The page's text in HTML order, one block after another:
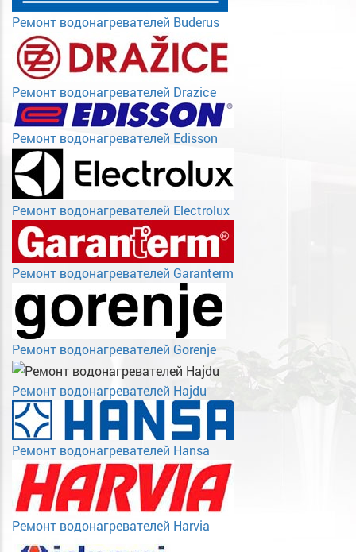
Ремонт водонагревателей Buderus
Ремонт водонагревателей Drazice
Ремонт водонагревателей Edisson
Ремонт водонагревателей Electrolux
Ремонт водонагревателей Garanterm
Ремонт водонагревателей Gorenje
Ремонт водонагревателей Hajdu
Ремонт водонагревателей Hansa
Ремонт водонагревателей Harvia